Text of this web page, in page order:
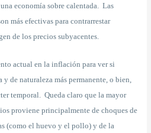
economía sobre calentada. Las
más efectivas para contrarrestar
de los precios subyacentes.
actual en la inflación para ver si
y de naturaleza más permanente, o bien,
temporal. Queda claro que la mayor
proviene principalmente de choques de
(como el huevo y el pollo) y de la